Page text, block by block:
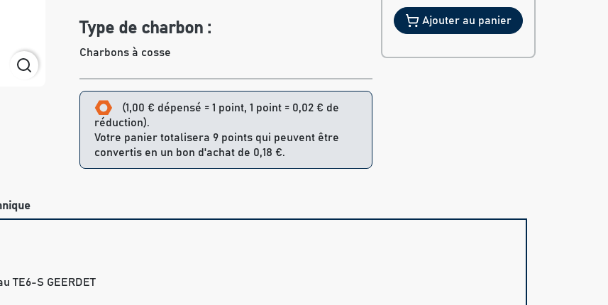
Type de charbon :
Charbons à cosse
(1,00 € dépensé = 1 point, 1 point = 0,02 € de
réduction).
Votre panier totalisera 9 points qui peuvent être
convertis en un bon d'achat de 0,18 €.
Ajouter au panier
TE6-S GEERDET